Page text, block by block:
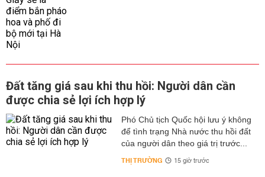
Đất tăng giá sau khi thu hồi: Người dân cần
được chia sẻ lợi ích hợp lý
Phó Chủ tịch Quốc hội lưu ý không
để tình trạng Nhà nước thu hồi đất
của người dân theo giá trị trước...
THỊ TRƯỜNG 15 giờ trước